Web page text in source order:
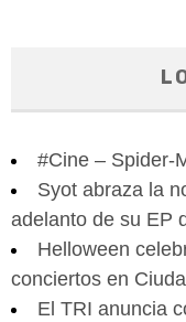
#Cine – Spider-
Syot abraza la
adelanto de su EP
Helloween
conciertos en
El TRI anuncia